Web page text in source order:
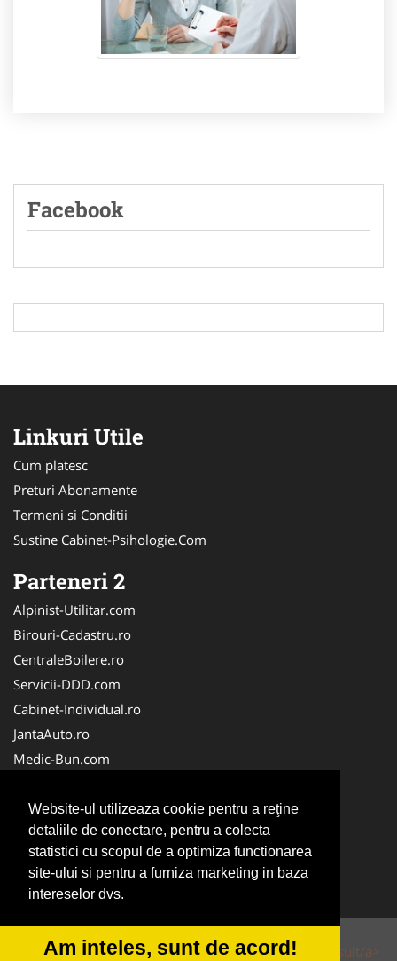
Website-ul utilizeaza cookie pentru a reţine
detaliile de conectare, pentru a colecta
statistici cu scopul de a optimiza functionarea
site-ului si pentru a furniza marketing in baza
intereselor dvs.
Am inteles, sunt de acord!
Facebook
Linkuri Utile
Cum platesc
Preturi Abonamente
Termeni si Conditii
Sustine Cabinet-Psihologie.Com
Parteneri 2
Alpinist-Utilitar.com
Birouri-Cadastru.ro
CentraleBoilere.ro
Servicii-DDD.com
Cabinet-Individual.ro
JantaAuto.ro
Medic-Bun.com
Apicultorul.com
CentruInchirieri.ro
Oftalmologul.ro
Stomatologul.com
© 2014-2026 Powered byVilonMedia&Tokaido Consult/a>